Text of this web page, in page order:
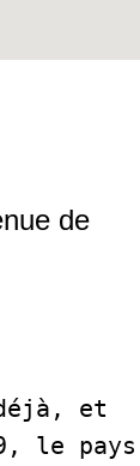
de
et
le pays